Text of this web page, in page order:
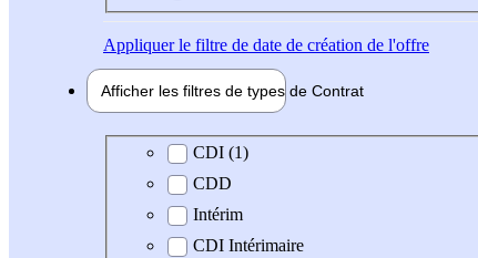
Appliquerle filtre de date de création de l'offre
Afficher les filtres de types de Contrat
Type de contrat
CDI (1)
CDD
Intérim
CDI Intérimaire